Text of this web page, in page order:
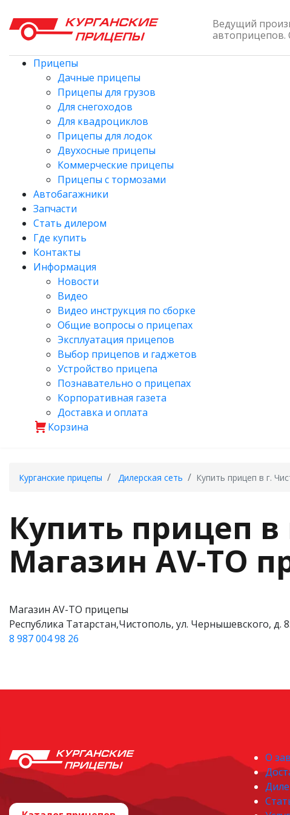
Ведущий
автоприцепов.
Прицепы
Дачные прицепы
Прицепы для грузов
Для снегоходов
Для квадроциклов
Прицепы для лодок
Двухосные прицепы
Коммерческие прицепы
Прицепы с тормозами
Автобагажники
Запчасти
Стать дилером
Где купить
Контакты
Информация
Новости
Видео
Видео инструкция по сборке
Общие вопросы о прицепах
Эксплуатация прицепов
Выбор прицепов и гаджетов
Устройство прицепа
Познавательно о прицепах
Корпоративная газета
Доставка и оплата
Корзина
Курганские прицепы Дилерская сеть Купить прицеп в г.
Купить прицеп
Магазин AV-TO
Магазин AV-TO прицепы
Республика Татарстан,Чистополь, ул. Чернышевского, д.
8 987 004 98 26
О